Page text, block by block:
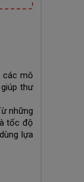
các mô
thư
những
tốc độ
lựa